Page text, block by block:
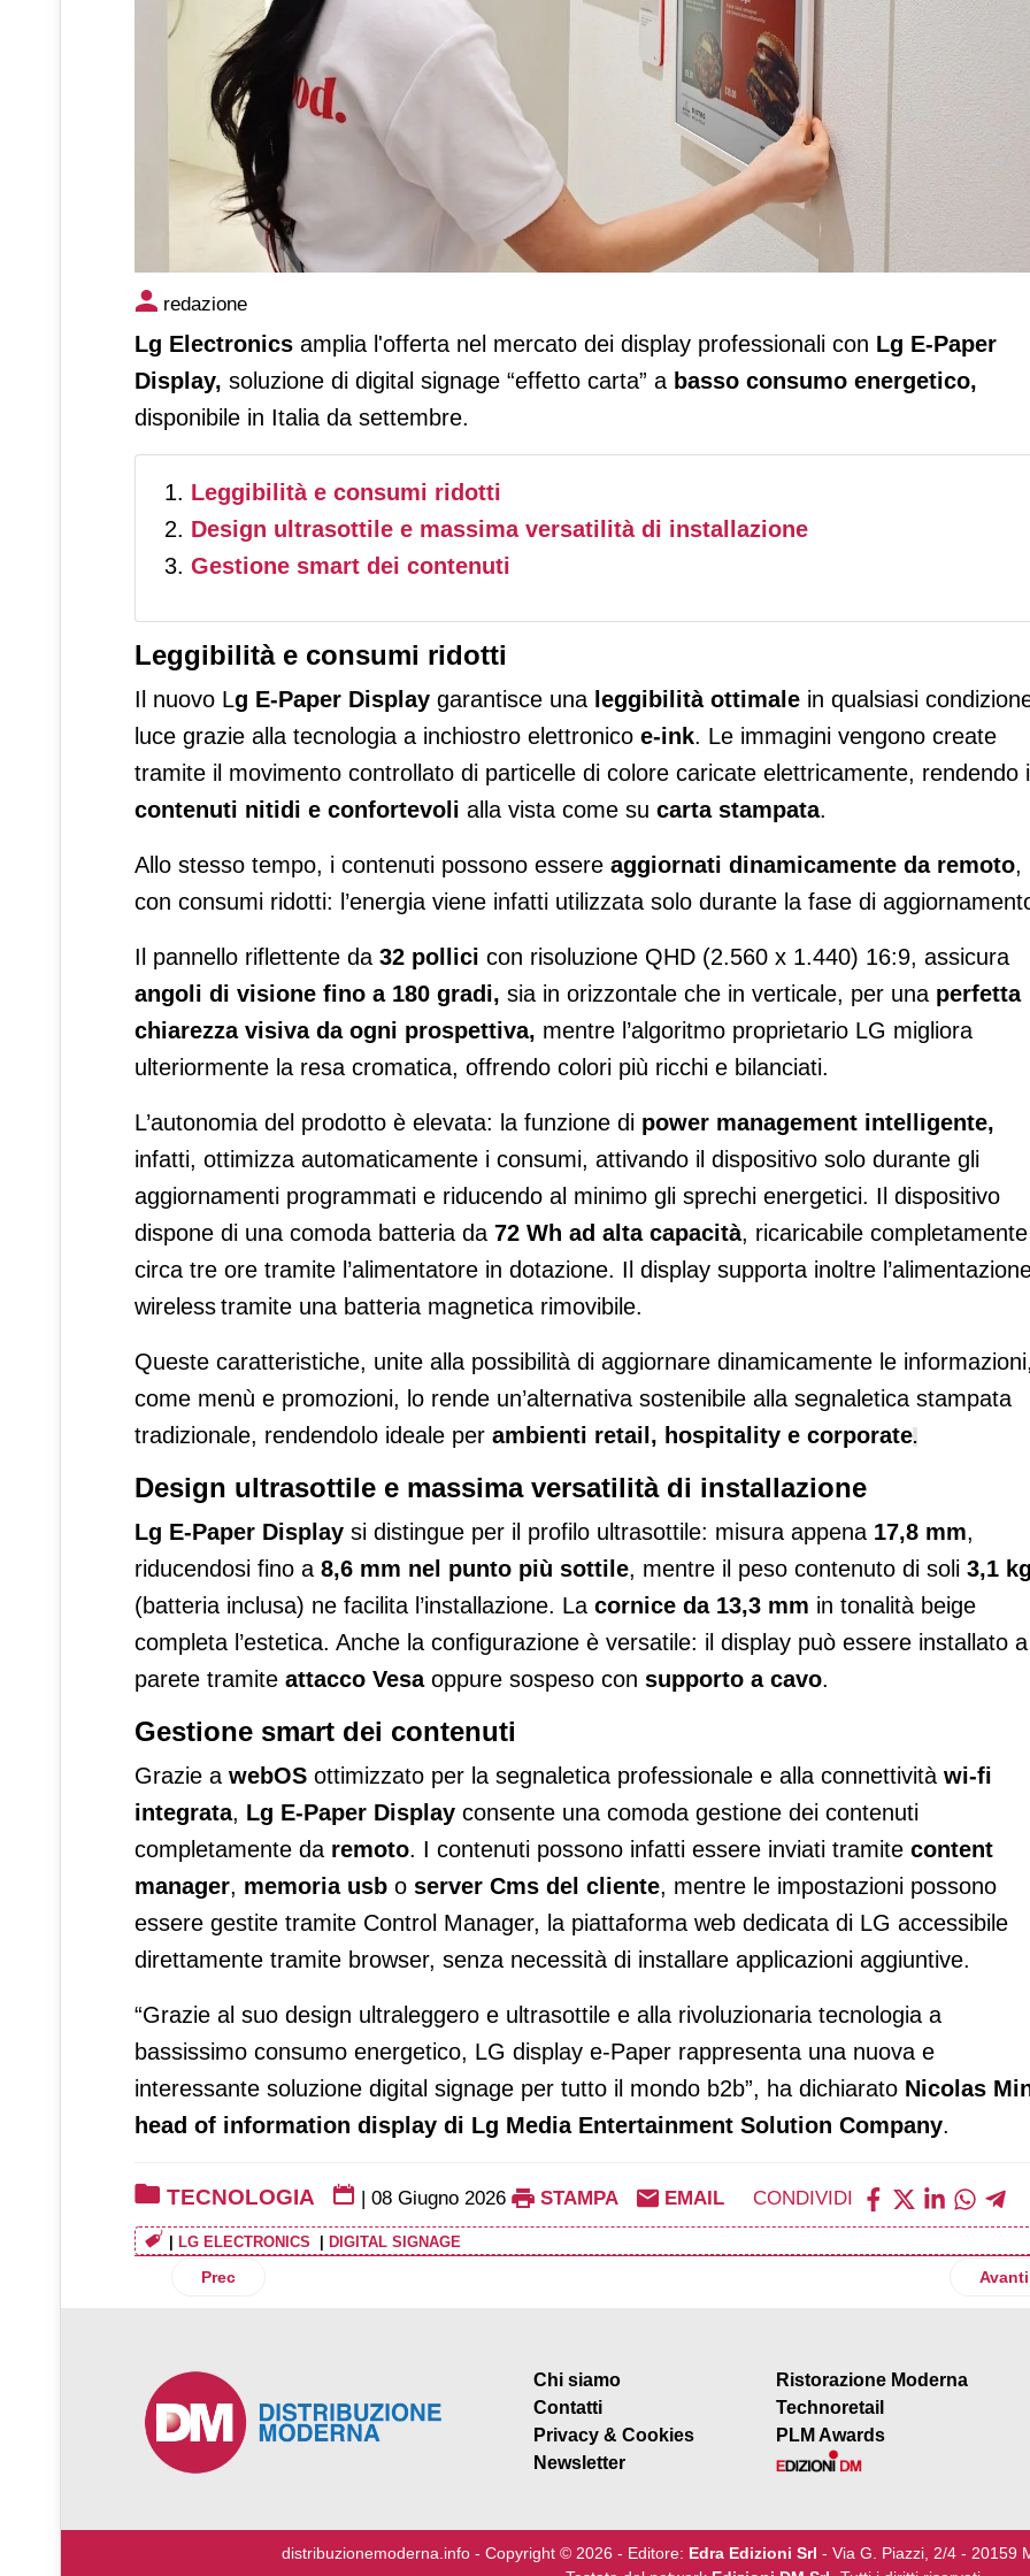
Lg presenta E-Paper Display: il digital signage “effetto carta” a
consumo
redazione
Lg Electronics amplia l'offerta nel mercato dei display professionali con Lg E-Paper
Display, soluzione di digital signage “effetto carta” a basso consumo energetico,
disponibile in Italia da settembre.
Leggibilità e consumi ridotti
Design ultrasottile e massima versatilità di installazione
Gestione smart dei contenuti
Leggibilità e consumi ridotti
Il nuovo Lg E-Paper Display garantisce una leggibilità ottimale in qualsiasi
luce grazie alla tecnologia a inchiostro elettronico e-ink. Le immagini vengono create
tramite il movimento controllato di particelle di colore caricate elettricamente, rendendo i
contenuti nitidi e confortevoli alla vista come su carta stampata.
Allo stesso tempo, i contenuti possono essere aggiornati dinamicamente da remoto,
con consumi ridotti: l’energia viene infatti utilizzata solo durante la fase di
Il pannello riflettente da 32 pollici con risoluzione QHD (2.560 x 1.440) 16:9, assicura
angoli di visione fino a 180 gradi, sia in orizzontale che in verticale, per una perfetta
chiarezza visiva da ogni prospettiva, mentre l’algoritmo proprietario LG migliora
ulteriormente la resa cromatica, offrendo colori più ricchi e bilanciati.
L’autonomia del prodotto è elevata: la funzione di power management intelligente,
infatti, ottimizza automaticamente i consumi, attivando il dispositivo solo durante gli
aggiornamenti programmati e riducendo al minimo gli sprechi energetici. Il dispositivo
dispone di una comoda batteria da 72 Wh ad alta capacità, ricaricabile
circa tre ore tramite l’alimentatore in dotazione. Il display supporta inoltre
wirelesstramite una batteria magnetica rimovibile.
Queste caratteristiche, unite alla possibilità di aggiornare dinamicamente le
come menù e promozioni, lo rende un’alternativa sostenibile alla segnaletica stampata
tradizionale, rendendolo ideale per ambienti retail, hospitality e corporate.
Design ultrasottile e massima versatilità di installazione
Lg E-Paper Display si distingue per il profilo ultrasottile: misura appena 17,8 mm,
riducendosi fino a 8,6 mm nel punto più sottile, mentre il peso contenuto di soli 3,1
(batteria inclusa) ne facilita l’installazione. La cornice da 13,3 mm in tonalità beige
completa l’estetica. Anche la configurazione è versatile: il display può essere installato a
parete tramite attacco Vesa oppure sospeso con supporto a cavo.
Gestione smart dei contenuti
Grazie a webOS ottimizzato per la segnaletica professionale e alla connettività wi-fi
integrata, Lg E-Paper Display consente una comoda gestione dei contenuti
completamente da remoto. I contenuti possono infatti essere inviati tramite content
manager, memoria usb o server Cms del cliente, mentre le impostazioni possono
essere gestite tramite Control Manager, la piattaforma web dedicata di LG accessibile
direttamente tramite browser, senza necessità di installare applicazioni aggiuntive.
“Grazie al suo design ultraleggero e ultrasottile e alla rivoluzionaria tecnologia a
bassissimo consumo energetico, LG display e-Paper rappresenta una nuova e
interessante soluzione digital signage per tutto il mondo b2b”, ha dichiarato Nicolas
head of information display di Lg Media Entertainment Solution Company.
TECNOLOGIA | 08 Giugno 2026 STAMPA EMAIL CONDIVIDI
LG ELECTRONICS DIGITAL SIGNAGE
Articolo precedente: Valiuz-Leroy Merlin: ad Arese un percorso di retail media in-store inedito in Italia
Prec Avanti
Chi siamo
Contatti
Privacy & Cookies
Newsletter
Ristorazione Moderna
Technoretail
PLM Awards
distribuzionemoderna.info - Copyright © 2026 - Editore: Edra Edizioni Srl - Via G. Piazzi, 2/4 - 20159